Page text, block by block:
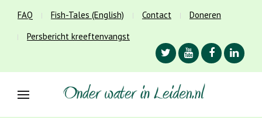
FAQ Fish-Tales (English) Contact
Doneren
Persbericht kreeftenvangst